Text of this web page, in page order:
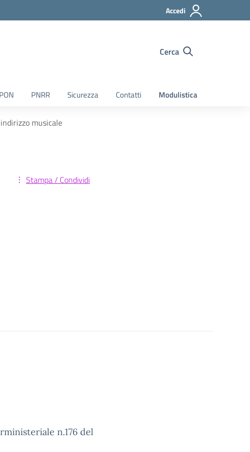
Accedi
Cerca
PON PNRR Sicurezza Contatti Modulistica
musicale
Stampa / Condividi
n.176 del